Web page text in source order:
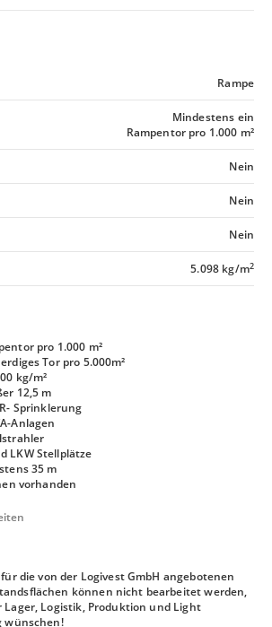
Rampe
Mindestens ein
Rampentor pro 1.000 m²
Nein
Nein
Nein
5.098 kg/m2
pro 1.000 m²
Tor pro 5.000m²
kg/m²
12,5 m
Sprinklerung
Anlagen
LKW Stellplätze
35 m
vorhanden
die von der Logivest GmbH angebotenen
können nicht bearbeitet werden,
Lager, Logistik, Produktion und Light
wünschen!